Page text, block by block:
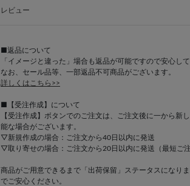
レビュー
■返品について
「イメージと違った」場合も返品が可能ですので安心し
なお、セール品等、一部返品不可商品がございます。
詳しくはこちら>>
■【受注作成】について
【受注作成】ボタンでのご注文は、ご注文後に一から新
能な場合がございます。
▽新規作成の場合：ご注文から40日以内に発送
▽取り寄せの場合：ご注文から20日以内に発送（最短ご注
商品がご用意できるまで「出荷保留」ステータスになり
でご安心ください。